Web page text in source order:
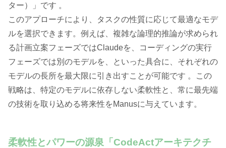
ター）」です 。
このアプローチにより、タスクの性質に応じて最適なモデ
ルを選択できます。例えば、複雑な論理的推論が求められ
る計画立案フェーズではClaudeを、コーディングの実行
フェーズでは別のモデルを、といった具合に、それぞれの
モデルの長所を最大限に引き出すことが可能です 。この
戦略は、特定のモデルに依存しない柔軟性と、常に最先端
の技術を取り込める将来性をManusに与えています。
柔軟性とパワーの源泉「CodeActアーキテクチ